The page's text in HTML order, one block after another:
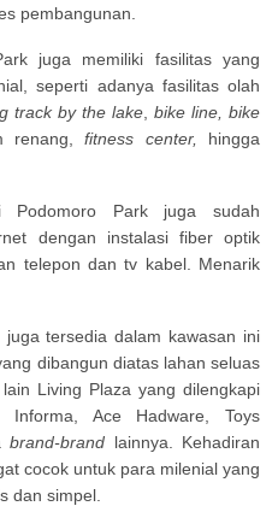
pembangunan.
juga memiliki fasilitas yang
seperti adanya fasilitas olah
track by the lake bike line, bike
renang,fitness center,
hingga
Podomoro Park juga sudah
dengan instalasi fiber optik
telepon dan tv kabel. Menarik
tersedia dalam kawasan ini
dibangun diatas lahan seluas
Living Plaza yang dilengkapi
Informa, Ace Hadware, Toys
brand-brand lainnya. Kehadiran
cocok untuk para milenial yang
dan simpel.